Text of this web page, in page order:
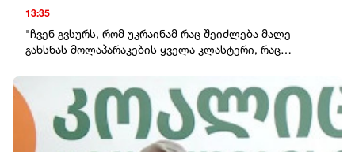
ყველა კლასტერი
13:35
"ჩვენ გვსურს, რომ უკრაინამ რაც შეიძლება მალე
გახსნას მოლაპარაკების ყველა კლასტერი, რაც
უკრაინელი ხალხის, უკრაინის ხელმძღვანელობის
სურვილი. ჩვენ არ გვქონია და არც მომავალში გვექნება
პრობლემები ამასთან დაკავშირებით. პირიქით, ჩვენ
ყველაფერს გავაკეთებთ, რათა დავეხმაროთ უკრაინას
თავის ევროპულ გზაზე“, – განაცხადა